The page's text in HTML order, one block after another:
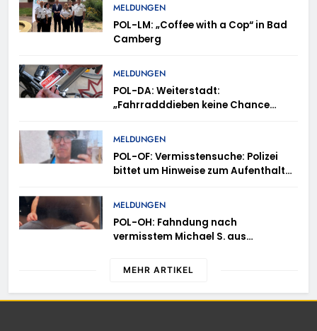
MELDUNGEN
POL-LM: „Coffee with a Cop“ in Bad
Camberg
MELDUNGEN
POL-DA: Weiterstadt:
„Fahrradddieben keine Chance
Anmeldung erforderlich
MELDUNGEN
POL-OF: Vermisstensuche: Polizei
bittet um Hinweise zum Aufenthalt
MELDUNGEN
POL-OH: Fahndung nach
vermisstem Michael S. aus
MEHR ARTIKEL